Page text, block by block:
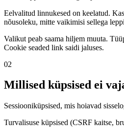
Eelvalitud linnukesed on keelatud.
nõusoleku, mitte vaikimisi sellega
Valikut peab saama hiljem muuta.
Cookie seaded link saidi jaluses.
02
Millised küpsised ei
Sessiooniküpsised, mis hoiavad
Turvalisuse küpsised (CSRF kaitse,